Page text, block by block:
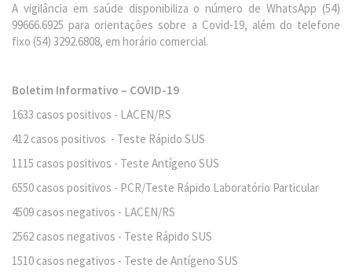
A vigilância em saúde disponibiliza o número de WhatsApp (54)
99666.6925 para orientações sobre a Covid-19, além do telefone
fixo (54) 3292.6808, em horário comercial.
Boletim Informativo – COVID-19
1633 casos positivos - LACEN/RS
412 casos positivos - Teste Rápido SUS
1115 casos positivos - Teste Antígeno SUS
6550 casos positivos - PCR/Teste Rápido Laboratório Particular
4509 casos negativos - LACEN/RS
2562 casos negativos - Teste Rápido SUS
1510 casos negativos - Teste de Antígeno SUS